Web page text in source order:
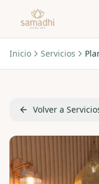
Inicio Servicios
Volver a